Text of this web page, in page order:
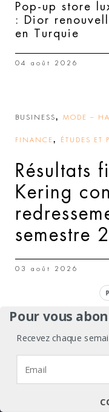
Pop-up store
: Dior
en Turquie
04 août 2026
BUSINESS, MODE –
FINANCE , ÉTUDES ET
Résultats
Kering
semestre
03 août 2026
BUSINESS,MODE –
ÉTUDES ET
Pour vous
Recevez chaque